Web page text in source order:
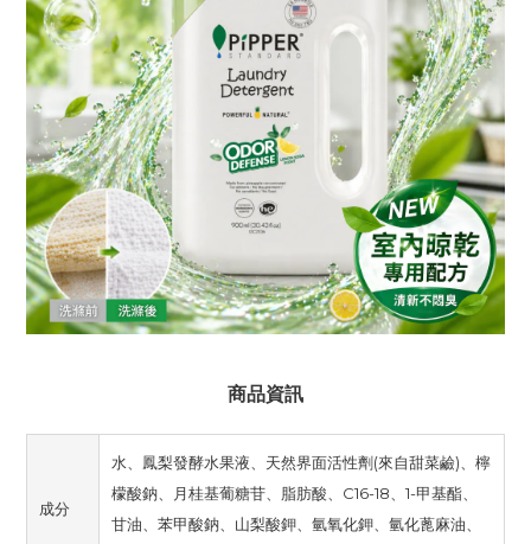
商品資訊
成分
水、鳳梨發酵水果液、天然界面活性劑(來自甜菜鹼)、檸
檬酸鈉、月桂基葡糖苷、脂肪酸、C16-18、1-甲基酯、
甘油、苯甲酸鈉、山梨酸鉀、氫氧化鉀、氫化蓖麻油、